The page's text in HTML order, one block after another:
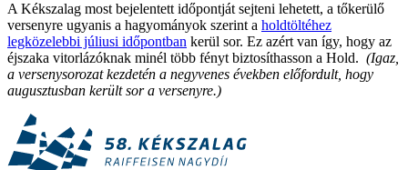
A Kékszalag most bejelentett időpontját sejteni lehetett, a tőkerülő
versenyre ugyanis a hagyományok szerint a holdtöltéhez
legközelebbi júliusi időpontban kerül sor. Ez azért van így, hogy az
éjszaka vitorlázóknak minél több fényt biztosíthasson a Hold. (Igaz,
a versenysorozat kezdetén a negyvenes években előfordult, hogy
augusztusban került sor a versenyre.)